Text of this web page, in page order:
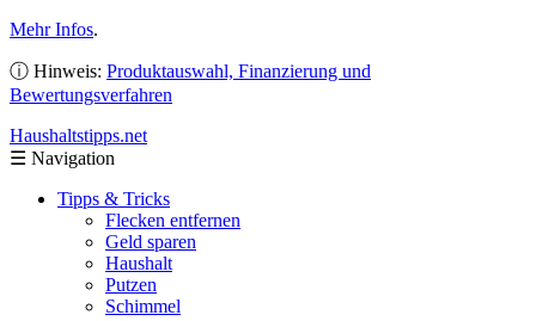
Mehr Infos.
ⓘ Hinweis: Produktauswahl, Finanzierung und
Bewertungsverfahren
Haushaltstipps.net
☰ Navigation
Tipps & Tricks
Flecken entfernen
Geld sparen
Haushalt
Putzen
Schimmel